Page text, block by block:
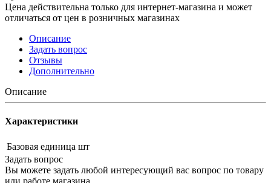
Цена действительна только для интернет-магазина и может
отличаться от цен в розничных магазинах
Описание
Задать вопрос
Отзывы
Дополнительно
Описание
Характеристики
Базовая единица шт
Задать вопрос
Вы можете задать любой интересующий вас вопрос по товару